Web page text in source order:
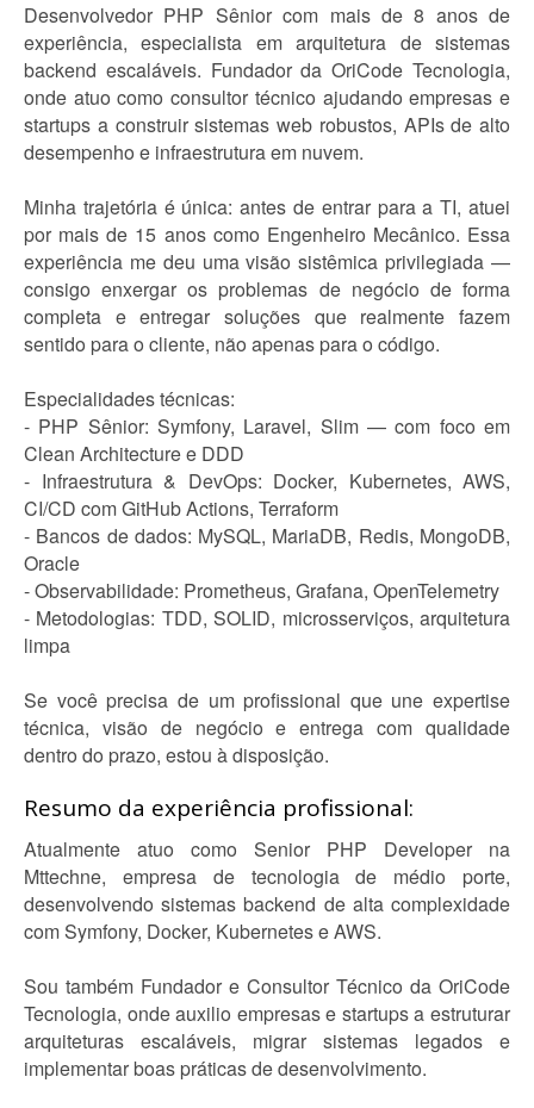
Desenvolvedor PHP Sênior com mais de 8 anos de
experiência, especialista em arquitetura de sistemas
backend escaláveis. Fundador da OriCode Tecnologia,
onde atuo como consultor técnico ajudando empresas e
startups a construir sistemas web robustos, APIs de alto
desempenho e infraestrutura em nuvem.
Minha trajetória é única: antes de entrar para a TI, atuei
por mais de 15 anos como Engenheiro Mecânico. Essa
experiência me deu uma visão sistêmica privilegiada —
consigo enxergar os problemas de negócio de forma
completa e entregar soluções que realmente fazem
sentido para o cliente, não apenas para o código.
Especialidades técnicas:
- PHP Sênior: Symfony, Laravel, Slim — com foco em
Clean Architecture e DDD
- Infraestrutura & DevOps: Docker, Kubernetes, AWS,
CI/CD com GitHub Actions, Terraform
- Bancos de dados: MySQL, MariaDB, Redis, MongoDB,
Oracle
- Observabilidade: Prometheus, Grafana, OpenTelemetry
- Metodologias: TDD, SOLID, microsserviços, arquitetura
limpa
Se você precisa de um profissional que une expertise
técnica, visão de negócio e entrega com qualidade
dentro do prazo, estou à disposição.
Resumo da experiência profissional:
Atualmente atuo como Senior PHP Developer na
Mttechne, empresa de tecnologia de médio porte,
desenvolvendo sistemas backend de alta complexidade
com Symfony, Docker, Kubernetes e AWS.
Sou também Fundador e Consultor Técnico da OriCode
Tecnologia, onde auxilio empresas e startups a estruturar
arquiteturas escaláveis, migrar sistemas legados e
implementar boas práticas de desenvolvimento.